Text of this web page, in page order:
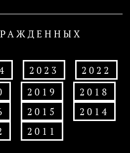
2023
2022
2019
2018
2015
2014
2011